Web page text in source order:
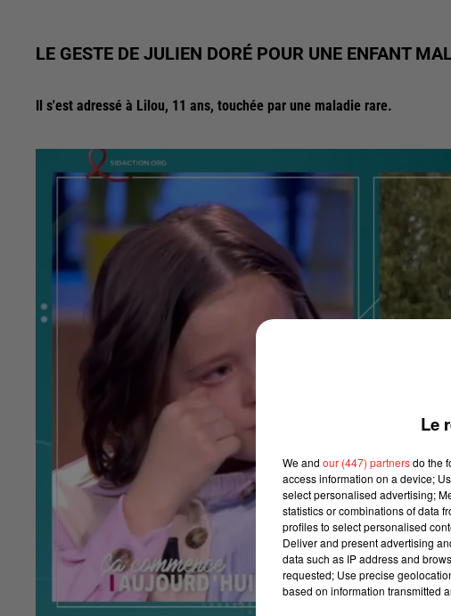
LE GESTE DE JULIEN DORÉ POUR UNE ENFANT
Il s'est adressé à Lilou, 11 ans, touchée par une maladie rare.
Le
We and our (447) partnersdo the
access information on a device;
select personalised advertising;
statistics or combinations of data
profiles to select personalised
Deliver and present advertising
data such as IP address and
requested; Use precise
based on information transmitted